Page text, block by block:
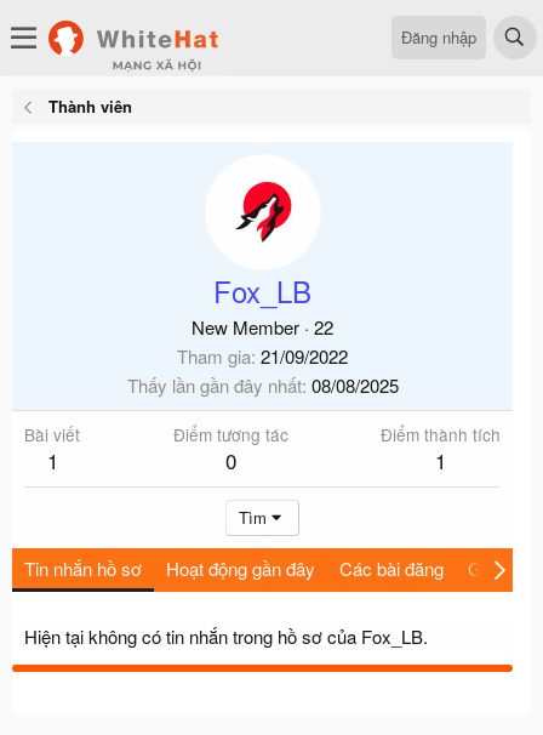
Đăng nhập
Thành viên
Fox_LB
New Member · 22
Tham gia 21/09/2022
Thấy lần gần đây nhất 08/08/2025
Bài viết
1
Điểm tương tác
0
Điểm thành tích
1
Tìm
Tin nhắn hồ sơ Hoạt động gần đây Các bài đăng Giới thiệu
Hiện tại không có tin nhắn trong hồ sơ của Fox_LB.